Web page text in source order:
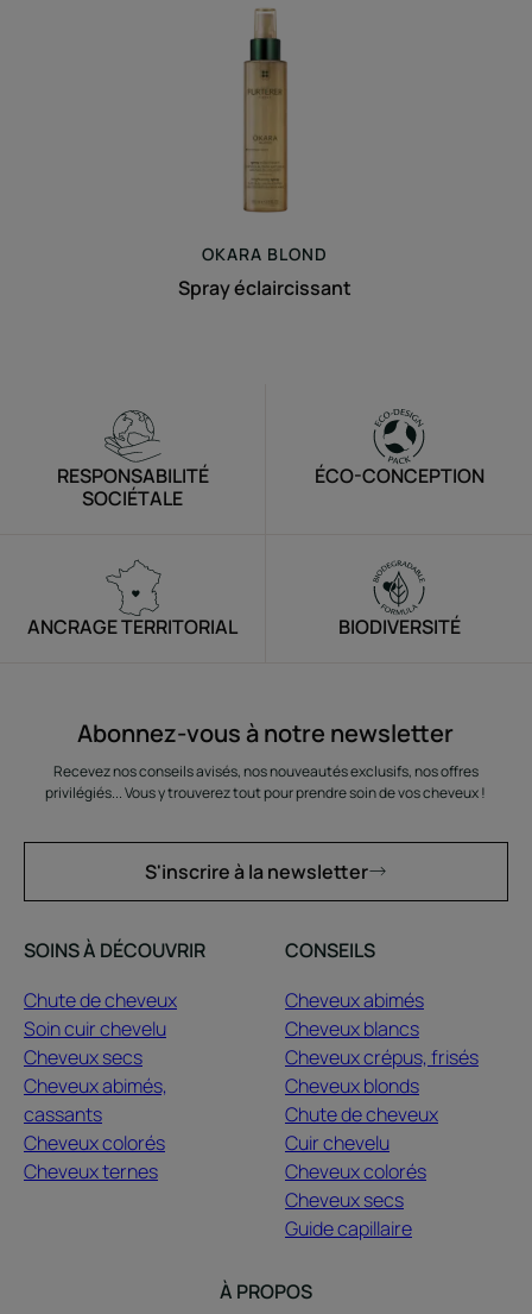
éclaircissant
OKARA BLOND
Spray éclaircissant
RESPONSABILITÉ
SOCIÉTALE
ÉCO-CONCEPTION
ANCRAGE TERRITORIAL BIODIVERSITÉ
Abonnez-vous à notre newsletter
Recevez nos conseils avisés, nos nouveautés exclusifs, nos offres
privilégiés... Vous y trouverez tout pour prendre soin de vos cheveux !
S'inscrire à la newsletter
SOINS À DÉCOUVRIR
Chute de cheveux
Soin cuir chevelu
Cheveux secs
Cheveux abimés,
cassants
Cheveux colorés
Cheveux ternes
CONSEILS
Cheveux abimés
Cheveux blancs
Cheveux crépus, frisés
Cheveux blonds
Chute de cheveux
Cuir chevelu
Cheveux colorés
Cheveux secs
Guide capillaire
À PROPOS